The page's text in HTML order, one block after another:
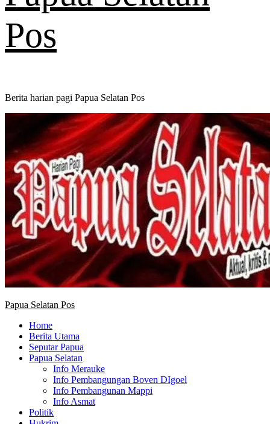
Pos
Berita harian pagi Papua Selatan Pos
Primary
Papua Selatan Pos
Home
Berita Utama
Seputar Papua
Papua Selatan
Info Merauke
Info Pembangungan Boven DIgoel
Info Pembangunan Mappi
Info Asmat
Politik